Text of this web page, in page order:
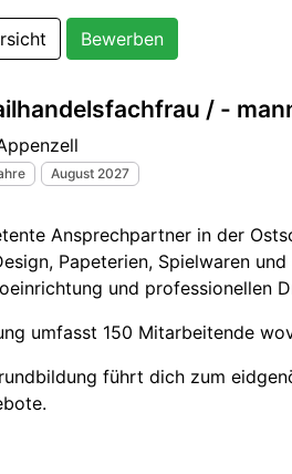
Bewerben
/ -
August 2027
Ansprechpartner in der
Papeterien, Spielwaren
und professionellen
umfasst 150 Mitarbeitende
führt dich zum